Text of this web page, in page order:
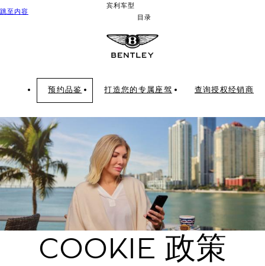
跳至内容
宾利车型
目录
预约品鉴 打造您的专属座驾 查询授权经销商
COOKIE 政策